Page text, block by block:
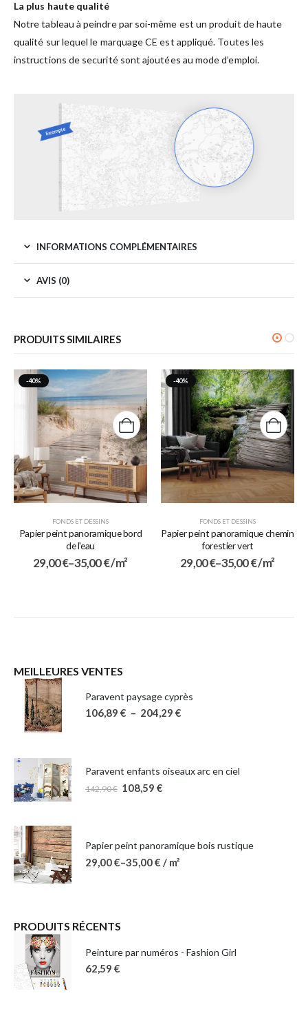
La plus haute qualité
Notre tableau à peindre par soi-même est un produit de haute
qualité sur lequel le marquage CE est appliqué. Toutes les
instructions de securité sont ajoutées au mode d’emploi.
INFORMATIONS COMPLÉMENTAIRES
AVIS (0)
PRODUITS SIMILAIRES
-40%
FONDS ET DESSINS
Papier peint panoramique bord
de l'eau
29,00€–35,00€/ m²
-40%
FONDS ET DESSINS
Papier peint panoramique chemin
forestier vert
29,00€–35,00€/ m²
MEILLEURES VENTES
Paravent paysage cyprès
106,89 € – 204,29 €
Paravent enfants oiseaux arc en ciel
142,90€ 108,59 €
Papier peint panoramique bois rustique
29,00€–35,00€ / m²
PRODUITS RÉCENTS
Peinture par numéros - Fashion Girl
62,59 €